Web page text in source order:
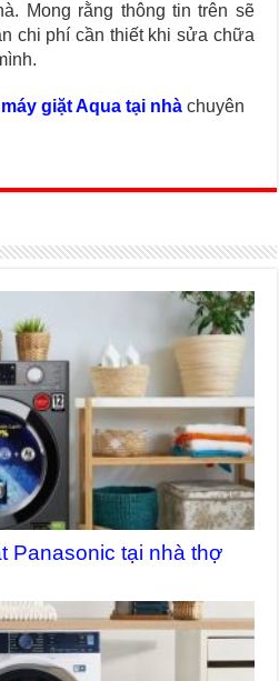
Mong rằng thông tin trên sẽ
chi phí cần thiết khi sửa chữa
giặt Aqua tại nhà chuyên
Panasonic tại nhà thợ